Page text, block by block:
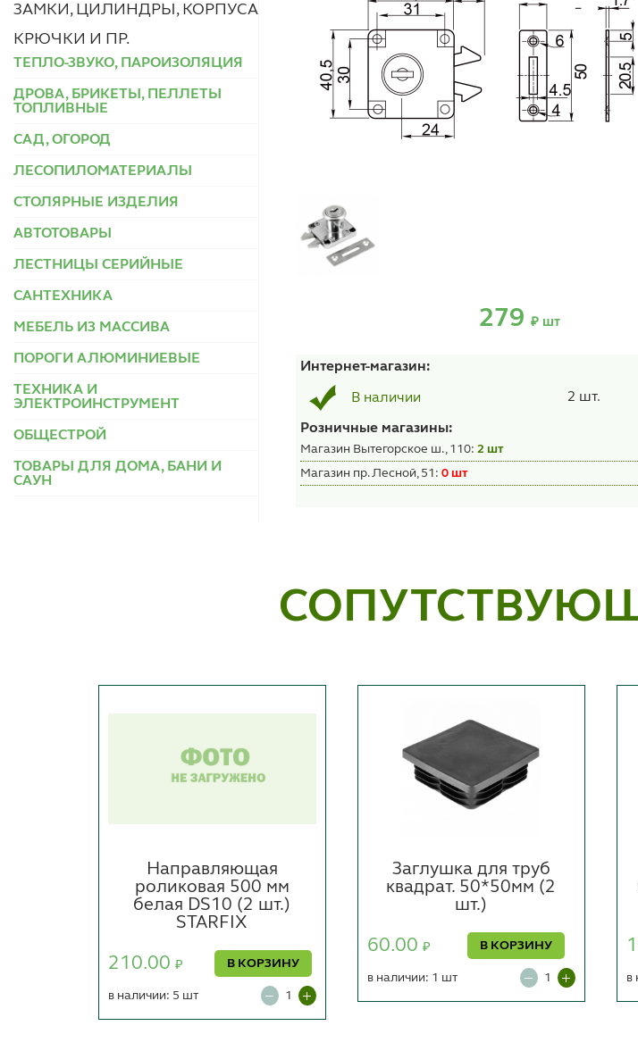
ЗАМКИ, ЦИЛИНДРЫ, КОРПУСА
КРЮЧКИ И ПР.
ТЕПЛО-ЗВУКО, ПАРОИЗОЛЯЦИЯ
ДРОВА, БРИКЕТЫ, ПЕЛЛЕТЫ
ТОПЛИВНЫЕ
САД, ОГОРОД
ЛЕСОПИЛОМАТЕРИАЛЫ
СТОЛЯРНЫЕ ИЗДЕЛИЯ
АВТОТОВАРЫ
ЛЕСТНИЦЫ СЕРИЙНЫЕ
САНТЕХНИКА
МЕБЕЛЬ ИЗ МАССИВА
ПОРОГИ АЛЮМИНИЕВЫЕ
ТЕХНИКА И
ЭЛЕКТРОИНСТРУМЕНТ
ОБЩЕСТРОЙ
ТОВАРЫ ДЛЯ ДОМА, БАНИ И
САУН
279 ₽ шт
Интернет-магазин:
В наличии 2 шт.
Розничные магазины:
Магазин Вытегорское ш., 110:2 шт
Магазин пр. Лесной, 51:0 шт
Направляющая
роликовая 500 мм
белая DS10 (2 шт.)
STARFIX
210.00 ₽ В КОРЗИНУ
в наличии: 5 шт
Заглушка для труб
квадрат. 50*50мм (2
шт.)
60.00 ₽ В КОРЗИНУ
в наличии: 1 шт в